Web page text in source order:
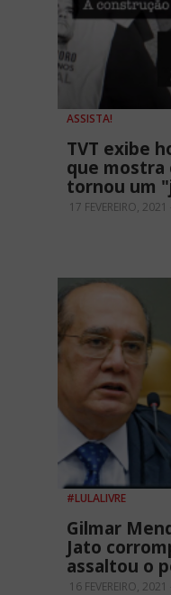
ASSISTA!
TVT exibe
que mostra
tornou um
17 FEVEREIRO,
#LULALIVRE
Gilmar
Jato
assaltou o
16 FEVEREIRO,